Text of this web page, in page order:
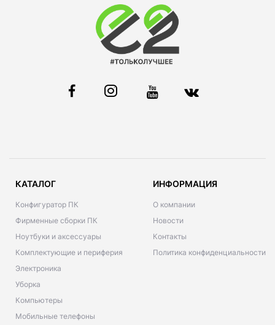
КАТАЛОГ
Конфигуратор ПК
Фирменные сборки ПК
Ноутбуки и аксессуары
Комплектующие и периферия
Электроника
Уборка
Компьютеры
Мобильные телефоны
ИНФОРМАЦИЯ
О компании
Новости
Контакты
Политика конфиденциальности